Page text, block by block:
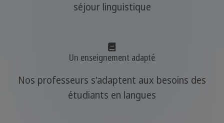
séjour linguistique
Un enseignement adapté
Nos professeurs s'adaptent aux besoins des
étudiants en langues